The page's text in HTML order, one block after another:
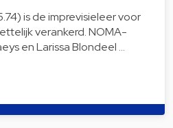
is de imprevisieleer voor
verankerd. NOMA-
en Larissa Blondeel …